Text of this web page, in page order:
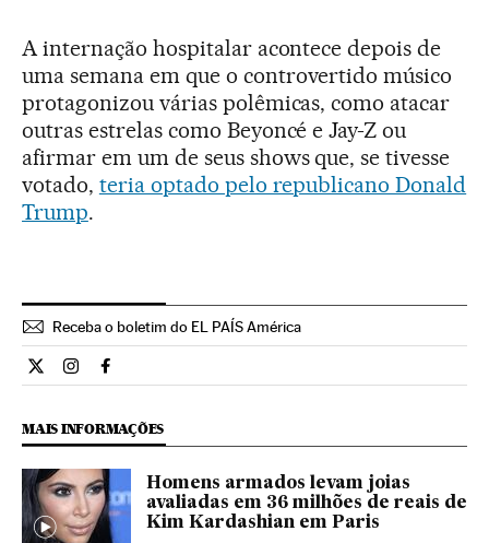
A internação hospitalar acontece depois de
uma semana em que o controvertido músico
protagonizou várias polêmicas, como atacar
outras estrelas como Beyoncé e Jay-Z ou
afirmar em um de seus shows que, se tivesse
votado, teria optado pelo republicano Donald
Trump.
Receba o boletim do EL PAÍS América
Estilo El País Brasil en Twitter
Estilo El País Brasil en Instagram
Estilo El País Brasil en Facebook
MAIS INFORMAÇÕES
Homens armados levam joias
avaliadas em 36 milhões de reais de
Kim Kardashian em Paris